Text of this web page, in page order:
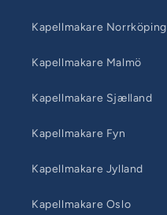
Kapellmakare Norrköping
Kapellmakare Malmö
Kapellmakare Sjælland
Kapellmakare Fyn
Kapellmakare Jylland
Kapellmakare Oslo